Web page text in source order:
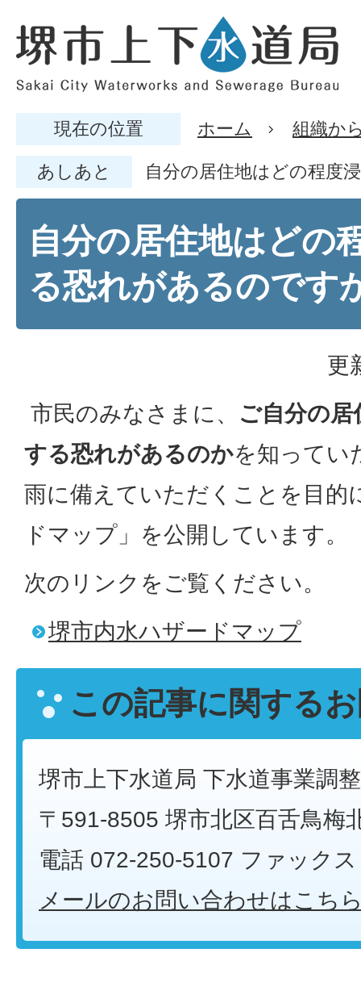
現在の位置 ホーム 組織か
あしあと 自分の居住地はどの程度
自分の居住地はどの
る恐れがあるのです
更
市民のみなさまに、 ご自分の
する恐れがあるのかを知ってい
雨に備えていただくことを目的
ドマップ」を公開しています。
次のリンクをご覧ください。
堺市内水ハザードマップ
この記事に関する
堺市上下水道局 下水道事業調
〒591-8505 堺市北区百舌鳥梅
電話 072-250-5107 ファック
メールのお問い合わせはこち